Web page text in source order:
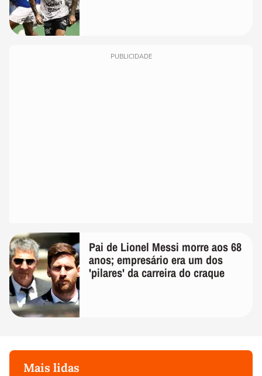
PUBLICIDADE
Pai de Lionel Messi morre aos 68
anos; empresário era um dos
'pilares' da carreira do craque
Mais lidas